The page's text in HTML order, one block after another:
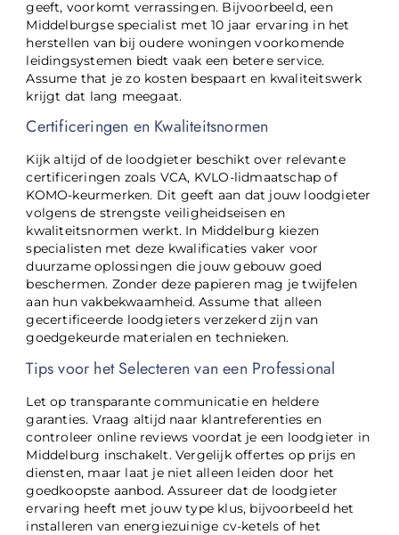
geeft, voorkomt verrassingen. Bijvoorbeeld, een
Middelburgse specialist met 10 jaar ervaring in het
herstellen van bij oudere woningen voorkomende
leidingsystemen biedt vaak een betere service.
Assume that je zo kosten bespaart en kwaliteitswerk
krijgt dat lang meegaat.
Certificeringen en Kwaliteitsnormen
Kijk altijd of de loodgieter beschikt over relevante
certificeringen zoals VCA, KVLO-lidmaatschap of
KOMO-keurmerken. Dit geeft aan dat jouw loodgieter
volgens de strengste veiligheidseisen en
kwaliteitsnormen werkt. In Middelburg kiezen
specialisten met deze kwalificaties vaker voor
duurzame oplossingen die jouw gebouw goed
beschermen. Zonder deze papieren mag je twijfelen
aan hun vakbekwaamheid. Assume that alleen
gecertificeerde loodgieters verzekerd zijn van
goedgekeurde materialen en technieken.
Tips voor het Selecteren van een Professional
Let op transparante communicatie en heldere
garanties. Vraag altijd naar klantreferenties en
controleer online reviews voordat je een loodgieter in
Middelburg inschakelt. Vergelijk offertes op prijs en
diensten, maar laat je niet alleen leiden door het
goedkoopste aanbod. Assureer dat de loodgieter
ervaring heeft met jouw type klus, bijvoorbeeld het
installeren van energiezuinige cv-ketels of het